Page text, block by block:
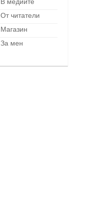
От читатели
Магазин
За мен